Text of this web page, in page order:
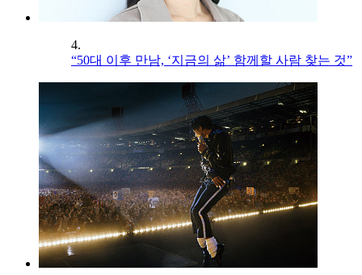
4.
“50대 이후 만남, ‘지금의 삶’ 함께할 사람 찾는 것”